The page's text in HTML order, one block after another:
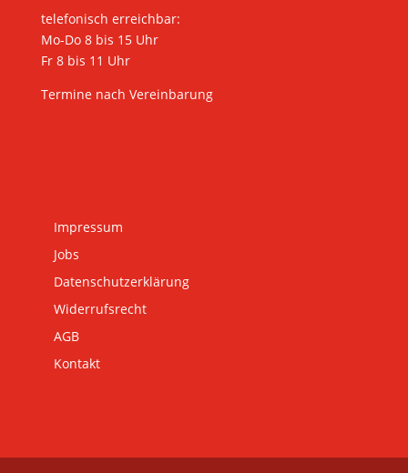
telefonisch erreichbar:
Mo-Do 8 bis 15 Uhr
Fr 8 bis 11 Uhr
Termine nach Vereinbarung
Impressum
Jobs
Datenschutzerklärung
Widerrufsrecht
AGB
Kontakt